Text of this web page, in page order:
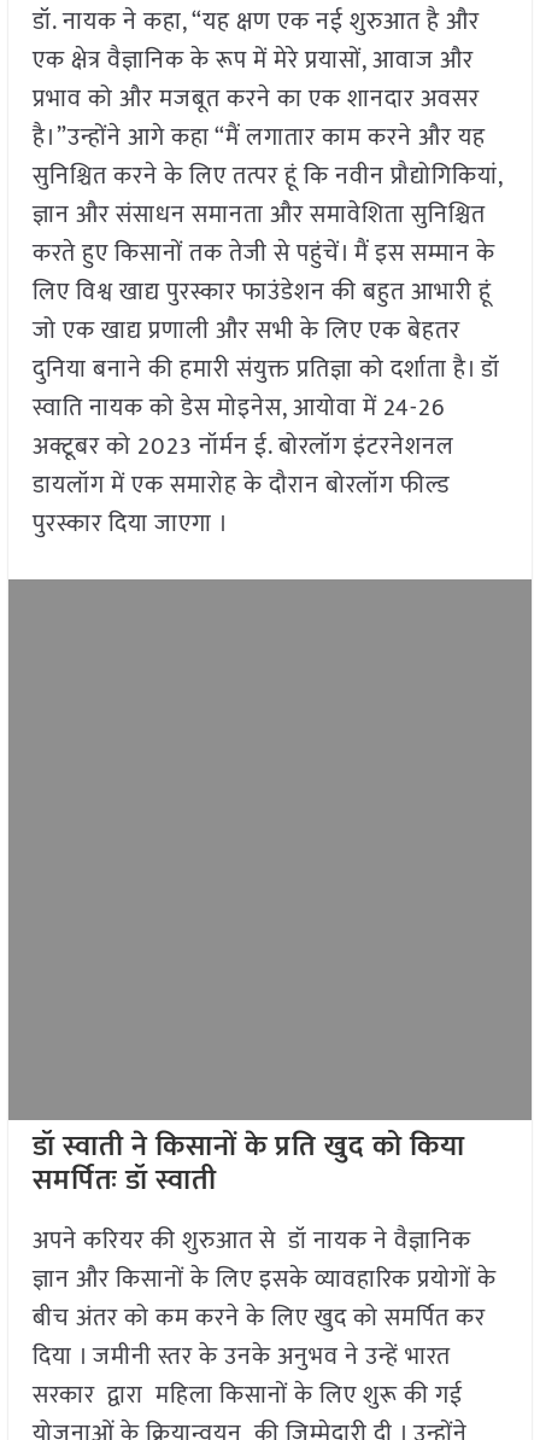
डॉ. नायक ने कहा, “यह क्षण एक नई शुरुआत है और
एक क्षेत्र वैज्ञानिक के रूप में मेरे प्रयासों, आवाज और
प्रभाव को और मजबूत करने का एक शानदार अवसर
है।”उन्होंने आगे कहा “मैं लगातार काम करने और यह
सुनिश्चित करने के लिए तत्पर हूं कि नवीन प्रौद्योगिकियां,
ज्ञान और संसाधन समानता और समावेशिता सुनिश्चित
करते हुए किसानों तक तेजी से पहुंचें। मैं इस सम्मान के
लिए विश्व खाद्य पुरस्कार फाउंडेशन की बहुत आभारी हूं
जो एक खाद्य प्रणाली और सभी के लिए एक बेहतर
दुनिया बनाने की हमारी संयुक्त प्रतिज्ञा को दर्शाता है। डॉ
स्वाति नायक को डेस मोइनेस, आयोवा में 24-26
अक्टूबर को 2023 नॉर्मन ई. बोरलॉग इंटरनेशनल
डायलॉग में एक समारोह के दौरान बोरलॉग फील्ड
पुरस्कार दिया जाएगा ।
डॉ स्वाती ने किसानों के प्रति खुद को किया
समर्पितः डॉ स्वाती
अपने करियर की शुरुआत से डॉ नायक ने वैज्ञानिक
ज्ञान और किसानों के लिए इसके व्यावहारिक प्रयोगों के
बीच अंतर को कम करने के लिए खुद को समर्पित कर
दिया । जमीनी स्तर के उनके अनुभव ने उन्हें भारत
सरकार द्वारा महिला किसानों के लिए शुरू की गई